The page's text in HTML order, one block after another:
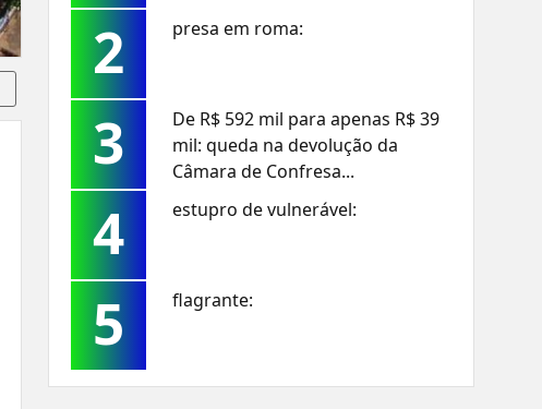
2 presa em roma:
3
De R$ 592 mil para apenas R$ 39
mil: queda na devolução da
Câmara de Confresa...
4 estupro de vulnerável:
5 flagrante: